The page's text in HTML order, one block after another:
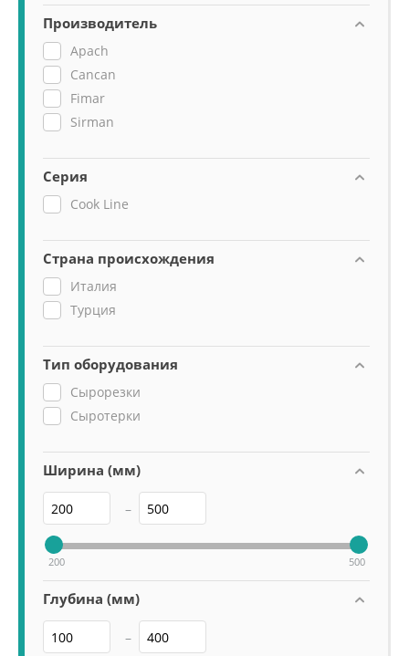
Производитель
Apach
Cancan
Fimar
Sirman
Серия
Cook Line
Страна происхождения
Италия
Турция
Тип оборудования
Сырорезки
Сыротерки
Ширина (мм)
–
200 500
Глубина (мм)
–